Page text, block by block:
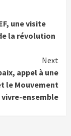
une visite
la révolution
Next
appel à une
le Mouvement
ensemble